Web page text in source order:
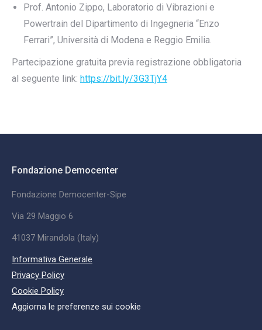
Prof. Antonio Zippo, Laboratorio di Vibrazioni e
Powertrain del Dipartimento di Ingegneria “Enzo
Ferrari”, Università di Modena e Reggio Emilia.
Partecipazione gratuita previa registrazione obbligatoria
al seguente link: https://bit.ly/3G3TjY4
Fondazione Democenter
Fondazione Democenter-Sipe
Via 29 Maggio 6
41037 Mirandola (Italy)
Informativa Generale
Privacy Policy
Cookie Policy
Aggiorna le preferenze sui cookie